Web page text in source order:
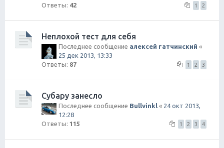
Ответы: 42 1 2
Неплохой тест для себя
Последнее сообщение алексей гатчинский «
25 дек 2013, 13:33
Ответы: 87 1 2 3
Субару занесло
Последнее сообщение Bullvinkl « 24 окт 2013,
12:28
Ответы: 115 1 2 3 4